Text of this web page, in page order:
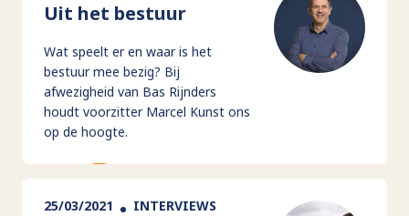
Uit het bestuur
Wat speelt er en waar is het
bestuur mee bezig? Bij
afwezigheid van Bas Rijnders
houdt voorzitter Marcel Kunst ons
op de hoogte.
25/03/2021 INTERVIEWS